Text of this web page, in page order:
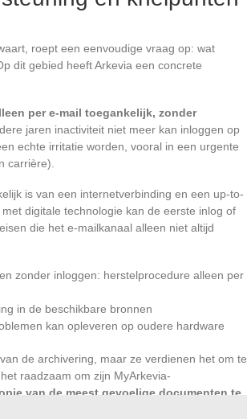
roept een eenvoudige vraag op: wat
dit gebied heeft Arkevia een concrete
per e-mail toegankelijk, zonder
jaren inactiviteit niet meer kan inloggen op
echte irritatie worden, vooral in een urgente
carrière).
is van een internetverbinding en een up-to-
digitale technologie kan de eerste inlog of
die het e-mailkanaal alleen niet altijd
zonder inloggen: herstelprocedure alleen per
in de beschikbare bronnen
kan opleveren op oudere hardware
de archivering, maar ze verdienen het om te
raadzaam om zijn MyArkevia-
van de meest gevoelige documenten te